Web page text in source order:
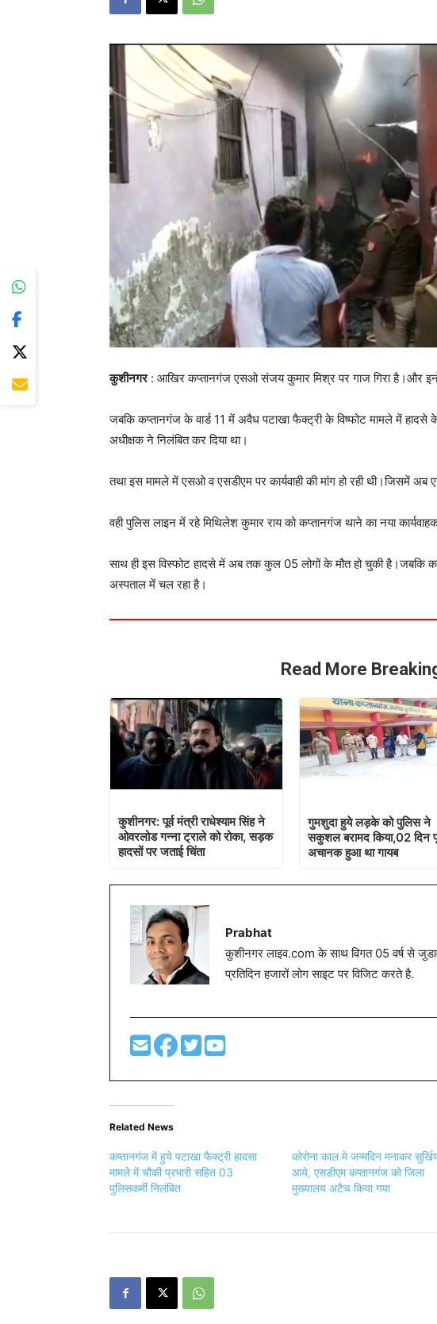
कुशीनगर: आखिर कप्तानगंज एसओ संजय कुमार मिश्र पर गाज गिरा है।और
जबकि कप्तानगंज के वार्ड 11 में अवैध पटाखा फैक्ट्री के विष्फोट मामले में हादसे
अधीक्षक ने निलंबित कर दिया था।
तथा इस मामले में एसओ व एसडीएम पर कार्यवाही की मांग हो रही थी।जिसमें अब
वही पुलिस लाइन में रहे मिथिलेश कुमार राय को कप्तानगंज थाने का नया
साथ ही इस विस्फोट हादसे में अब तक कुल 05 लोगों के मौत हो चुकी है।जबकि
अस्पताल में चल रहा है।
Read More
कुशीनगर: पूर्व मंत्री राधेश्याम सिंह ने
ओवरलोड गन्ना ट्राले को रोका, सड़क
हादसों पर जताई चिंता
गुमशुदा हुये लड़के को पुलिस ने
सकुशल बरामद किया,02 दिन
अचानक हुआ था गायब
Prabhat
कुशीनगर लाइव.com के साथ विगत 05 वर्ष से
प्रतिदिन हजारों लोग साइट पर विजिट करते है.
Related News
कप्तानगंज में हुये पटाखा फैक्ट्री हादसा
मामले में चौकी प्रभारी सहित 03
पुलिसकर्मी निलंबित
कोरोना काल मे जन्मदिन मनाकर
आये, एसडीएम कप्तानगंज को जिला
मुख्यालय अटैच किया गया